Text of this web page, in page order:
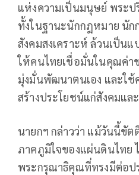
แห่งความเป็นมนุษย์ พระ
ทั้งในฐานะนักกฎหมาย นัก
สังคมสงเคราะห์ ล้วนเป็น
ให้คนไทยเชื่อมั่นในคุณค่า
มุ่งมั่นพัฒนาตนเอง และใช้
สร้างประโยชน์แก่สังคมแล
นายกฯ กล่าวว่า แม้วันนี้ขัต
ภาคภูมิใจของแผ่นดินไทย
พระกรุณาธิคุณที่ทรงมีต่อป